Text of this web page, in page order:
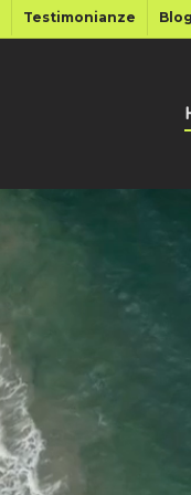
Testimonianze Blog